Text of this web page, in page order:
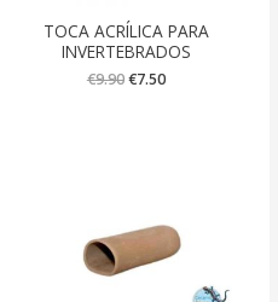
TOCA ACRÍLICA PARA
INVERTEBRADOS
€9.90€7.50